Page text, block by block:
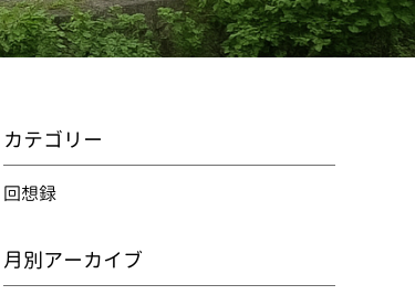
カテゴリー
回想録
月別アーカイブ